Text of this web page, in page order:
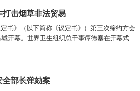
打击烟草非法贸易
定书》（以下简称《议定书》）第三次缔约方会
开幕。世界卫生组织总干事谭德塞在开幕式
全部长弹劾案